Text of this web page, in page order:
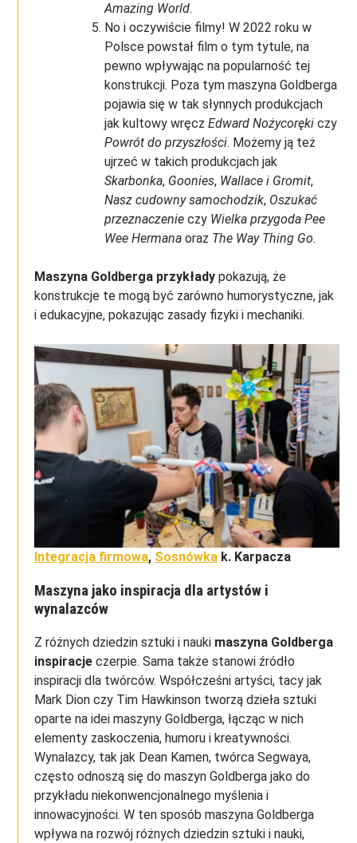
Amazing World.
No i oczywiście filmy! W 2022 roku w
Polsce powstał film o tym tytule, na
pewno wpływając na popularność tej
konstrukcji. Poza tym maszyna Goldberga
pojawia się w tak słynnych produkcjach
jak kultowy wręczEdward Nożycoręki czy
Powrót do przyszłości. Możemy ją też
ujrzeć w takich produkcjach jak
Skarbonka, Goonies, Wallace i Gromit,
Nasz cudowny samochodzik, Oszukać
przeznaczenie czy Wielka przygoda Pee
Wee Hermana oraz The Way Thing Go.
Maszyna Goldberga przykłady pokazują, że
konstrukcje te mogą być zarówno humorystyczne, jak
i edukacyjne, pokazując zasady fizyki i mechaniki.
Integracja firmowa, Sosnówka k. Karpacza
Maszyna jako inspiracja dla artystów i
wynalazców
Z różnych dziedzin sztuki i nauki maszyna Goldberga
inspiracje czerpie. Sama także stanowi źródło
inspiracji dla twórców. Współcześni artyści, tacy jak
Mark Dion czy Tim Hawkinson tworzą dzieła sztuki
oparte na idei maszyny Goldberga, łącząc w nich
elementy zaskoczenia, humoru i kreatywności.
Wynalazcy, tak jak Dean Kamen, twórca Segwaya,
często odnoszą się do maszyn Goldberga jako do
przykładu niekonwencjonalnego myślenia i
innowacyjności. W ten sposób maszyna Goldberga
wpływa na rozwój różnych dziedzin sztuki i nauki,